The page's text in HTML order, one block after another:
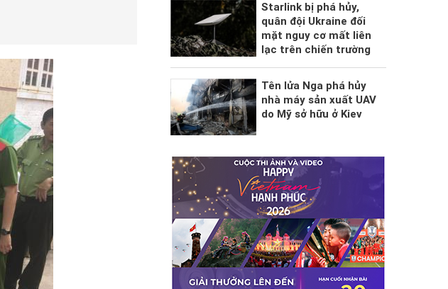
Starlink bị phá hủy,
quân đội Ukraine đối
mặt nguy cơ mất liên
lạc trên chiến trường
Tên lửa Nga phá hủy
nhà máy sản xuất UAV
do Mỹ sở hữu ở Kiev